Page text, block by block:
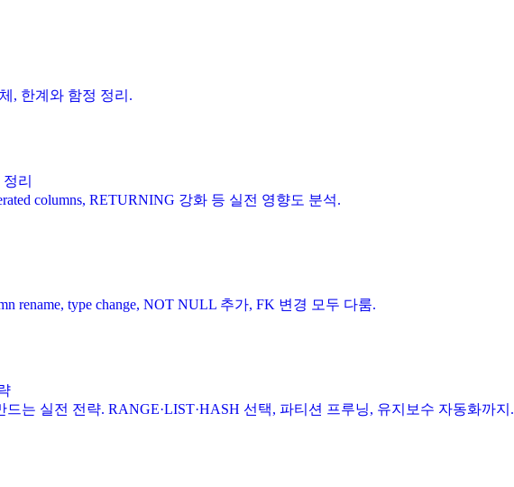
, 한계와 함정 정리.
리
columns, RETURNING 강화 등 실전 영향도 분석.
type change, NOT NULL 추가, FK 변경 모두 다룸.
는 실전 전략. RANGE·LIST·HASH 선택, 파티션 프루닝, 유지보수 자동화까지.